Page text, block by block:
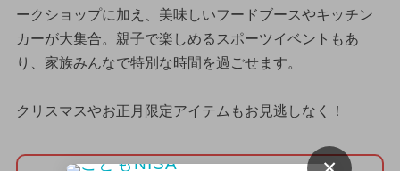
ークショップに加え、美味しいフードブースやキッチン
カーが大集合。親子で楽しめるスポーツイベントもあ
り、家族みんなで特別な時間を過ごせます。
クリスマスやお正月限定アイテムもお見逃しなく！